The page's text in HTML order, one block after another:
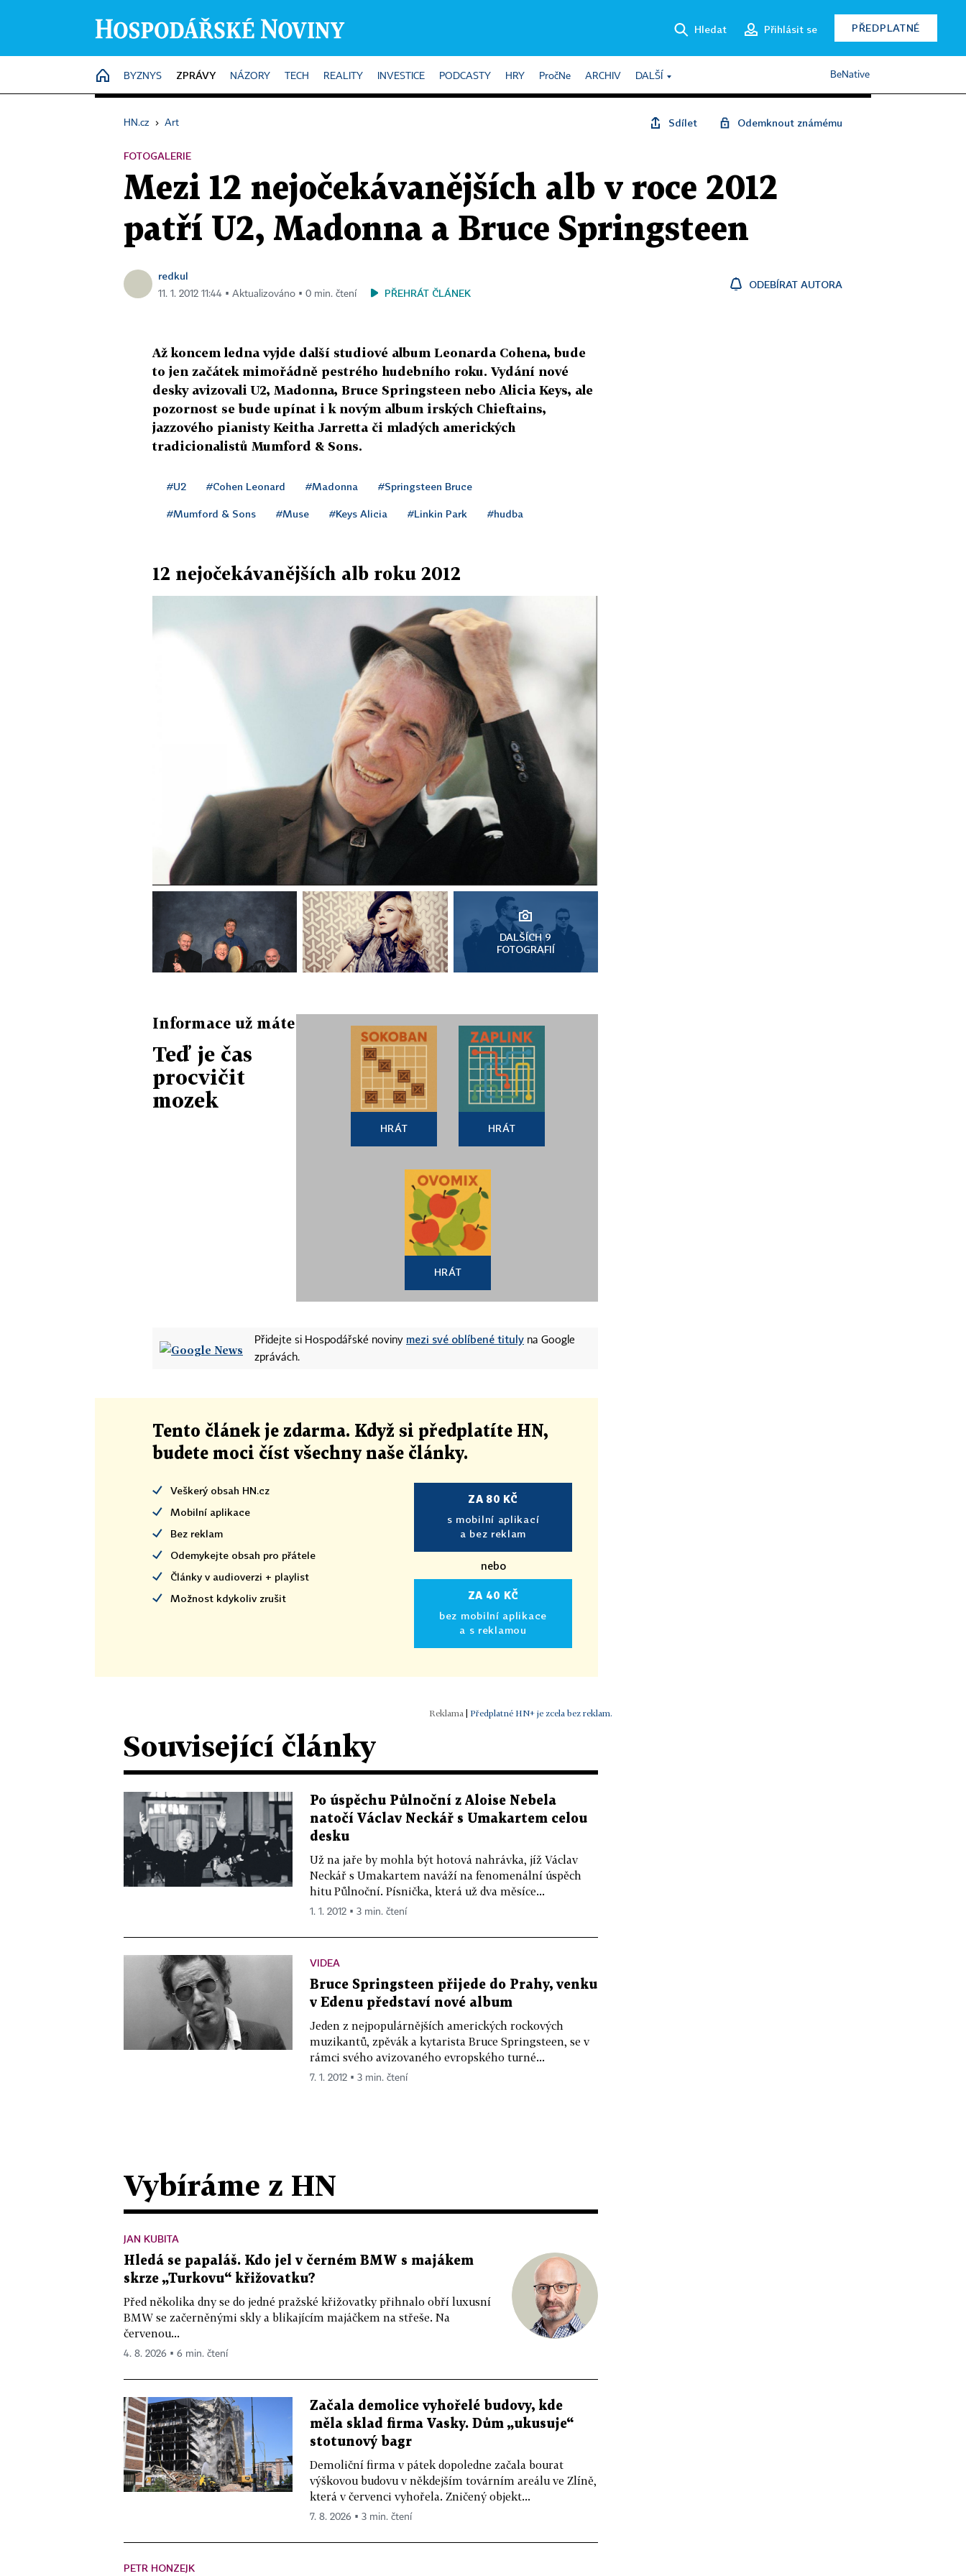
Hledat Přihlásit se PŘEDPLATNÉ
HOME
BYZNYS ZPRÁVY NÁZORY TECH REALITY INVESTICE PODCASTY HRY PročNe ARCHIV DALŠÍ BeNative
HN.cz › Art Sdílet Odemknout známému
FOTOGALERIE
Mezi 12 nejočekávanějších alb v roce 2012
patří U2, Madonna a Bruce Springsteen
redkul
11. 1. 2012 11:44 ▪ Aktualizováno ▪ 0 min. čtení PŘEHRÁT ČLÁNEK
ODEBÍRAT AUTORA
Až koncem ledna vyjde další studiové album Leonarda Cohena, bude
to jen začátek mimořádně pestrého hudebního roku. Vydání nové
desky avizovali U2, Madonna, Bruce Springsteen nebo Alicia Keys, ale
pozornost se bude upínat i k novým album irských Chieftains,
jazzového pianisty Keitha Jarretta či mladých amerických
tradicionalistů Mumford & Sons.
#U2 #Cohen Leonard #Madonna #Springsteen Bruce
#Mumford & Sons #Muse #Keys Alicia #Linkin Park #hudba
12 nejočekávanějších alb roku 2012
DALŠÍCH 9
FOTOGRAFIÍ
Informace už máte
Teď je čas
procvičit
mozek
HRÁT HRÁT
HRÁT
Přidejte si Hospodářské noviny mezi své oblíbené tituly na Google
zprávách.
Tento článek je zdarma. Když si předplatíte HN,
budete moci číst všechny naše články.
Veškerý obsah HN.cz
Mobilní aplikace
Bez reklam
Odemykejte obsah pro přátele
Články v audioverzi + playlist
Možnost kdykoliv zrušit
ZA 80 KČ
s mobilní aplikací
a bez reklam
nebo
ZA 40 KČ
bez mobilní aplikace
a s reklamou
Předplatné HN+ je zcela bez reklam.
Související články
Po úspěchu Půlnoční z Aloise Nebela
natočí Václav Neckář s Umakartem celou
desku
Už na jaře by mohla být hotová nahrávka, jíž Václav
Neckář s Umakartem naváží na fenomenální úspěch
hitu Půlnoční. Písnička, která už dva měsíce...
1. 1. 2012 ▪ 3 min. čtení
VIDEA
Bruce Springsteen přijede do Prahy, venku
v Edenu představí nové album
Jeden z nejpopulárnějších amerických rockových
muzikantů, zpěvák a kytarista Bruce Springsteen, se v
rámci svého avizovaného evropského turné...
7. 1. 2012 ▪ 3 min. čtení
Vybíráme z HN
JAN KUBITA
Hledá se papaláš. Kdo jel v černém BMW s majákem
skrze „Turkovu“ křižovatku?
Před několika dny se do jedné pražské křižovatky přihnalo obří luxusní
BMW se začerněnými skly a blikajícím majáčkem na střeše. Na
červenou...
4. 8. 2026 ▪ 6 min. čtení
Začala demolice vyhořelé budovy, kde
měla sklad firma Vasky. Dům „ukusuje“
stotunový bagr
Demoliční firma v pátek dopoledne začala bourat
výškovou budovu v někdejším továrním areálu ve Zlíně,
která v červenci vyhořela. Zničený objekt...
7. 8. 2026 ▪ 3 min. čtení
PETR HONZEJK